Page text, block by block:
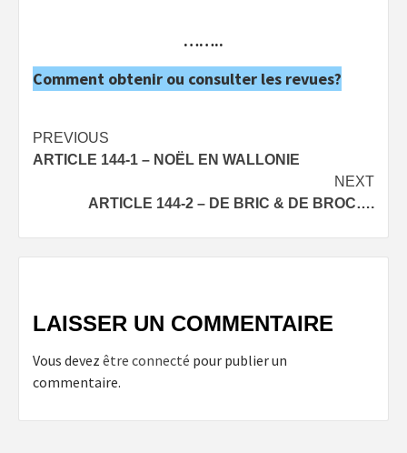
……..
Comment obtenir ou consulter les revues?
Post
navigation
PREVIOUS
ARTICLE 144-1 – NOËL EN WALLONIE
NEXT
ARTICLE 144-2 – DE BRIC & DE BROC….
LAISSER UN COMMENTAIRE
Vous devez être connecté pour publier un
commentaire.